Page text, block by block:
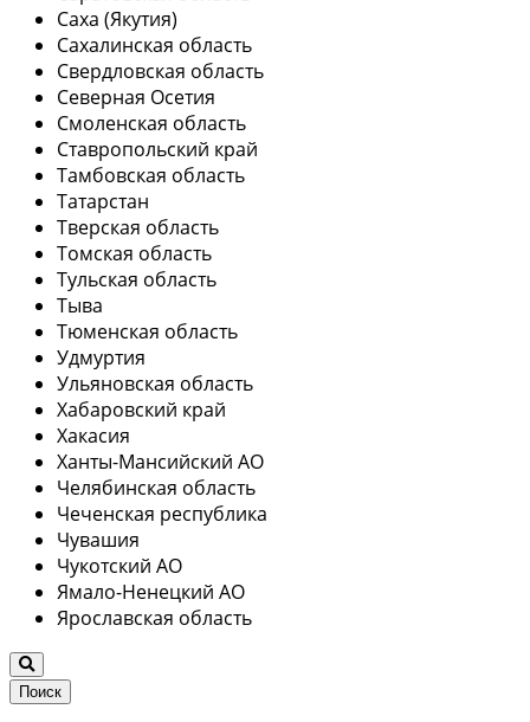
Саха (Якутия)
Сахалинская область
Свердловская область
Северная Осетия
Смоленская область
Ставропольский край
Тамбовская область
Татарстан
Тверская область
Томская область
Тульская область
Тыва
Тюменская область
Удмуртия
Ульяновская область
Хабаровский край
Хакасия
Ханты-Мансийский АО
Челябинская область
Чеченская республика
Чувашия
Чукотский АО
Ямало-Ненецкий АО
Ярославская область
Поиск